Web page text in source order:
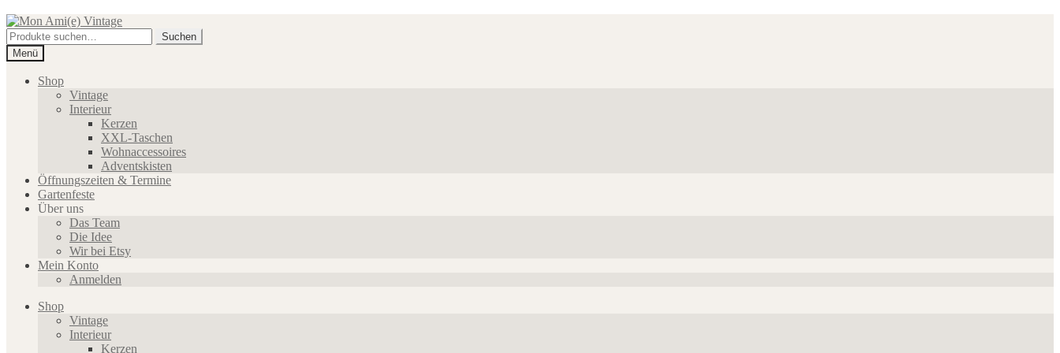
Zur
Navigation
springen
Zum
Inhalt
springen
Suche
nach:
Suchen
Menü
Shop
Vintage
Interieur
Kerzen
XXL-Taschen
Wohnaccessoires
Adventskisten
Öffnungszeiten & Termine
Gartenfeste
Über uns
Das Team
Die Idee
Wir bei Etsy
Mein Konto
Anmelden
Shop
Vintage
Interieur
Kerzen